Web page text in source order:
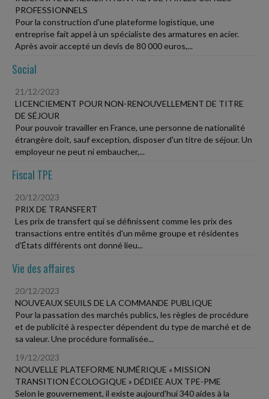
PROFESSIONNELS
Pour la construction d'une plateforme logistique, une
entreprise fait appel à un spécialiste des armatures en acier.
Après avoir accepté un devis de 80 000 euros,...
Social
21/12/2023
LICENCIEMENT POUR NON-RENOUVELLEMENT DE TITRE
DE SÉJOUR
Pour pouvoir travailler en France, une personne de nationalité
étrangère doit, sauf exception, disposer d'un titre de séjour. Un
employeur ne peut ni embaucher,...
Fiscal TPE
20/12/2023
PRIX DE TRANSFERT
Les prix de transfert qui se définissent comme les prix des
transactions entre entités d'un même groupe et résidentes
d'États différents ont donné lieu...
Vie des affaires
20/12/2023
NOUVEAUX SEUILS DE LA COMMANDE PUBLIQUE
Pour la passation des marchés publics, les règles de procédure
et de publicité à respecter dépendent du type de marché et de
sa valeur. Une procédure formalisée...
19/12/2023
NOUVELLE PLATEFORME NUMÉRIQUE « MISSION
TRANSITION ÉCOLOGIQUE » DÉDIÉE AUX TPE-PME
Selon le gouvernement, il existe aujourd'hui 340 aides à la